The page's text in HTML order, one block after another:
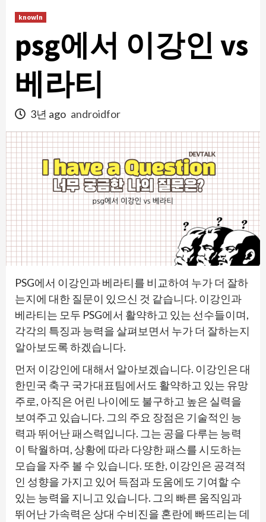
knowIn
psg에서 이강인 vs
베라티
3년 ago androidfor
PSG에서 이강인과 베라티를 비교하여 누가 더 잘하
는지에 대한 질문이 있으신 것 같습니다. 이강인과
베라티는 모두 PSG에서 활약하고 있는 선수들이며,
각각의 특징과 능력을 살펴보면서 누가 더 잘하는지
알아보도록 하겠습니다.
먼저 이강인에 대해서 알아보겠습니다. 이강인은 대
한민국 축구 국가대표팀에서도 활약하고 있는 유망
주로, 아직은 어린 나이에도 불구하고 높은 실력을
보여주고 있습니다. 그의 주요 장점은 기술적인 능
력과 뛰어난 패스력입니다. 그는 공을 다루는 능력
이 탁월하며, 상황에 따라 다양한 패스를 시도하는
모습을 자주 볼 수 있습니다. 또한, 이강인은 공격적
인 성향을 가지고 있어 득점과 도움에도 기여할 수
있는 능력을 지니고 있습니다. 그의 빠른 움직임과
뛰어난 가속력은 상대 수비진을 혼란에 빠뜨리는 데